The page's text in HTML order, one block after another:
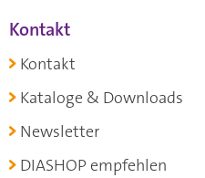
Kontakt
Kontakt
Kataloge & Downloads
Newsletter
DIASHOP empfehlen